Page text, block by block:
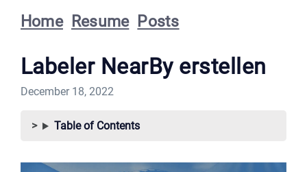
Home Resume Posts
Labeler NearBy erstellen
December 18, 2022
Table of Contents